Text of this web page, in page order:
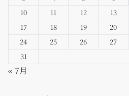
10
11 12 13
17
18 19 20
24
25 26 27
31
« 7月